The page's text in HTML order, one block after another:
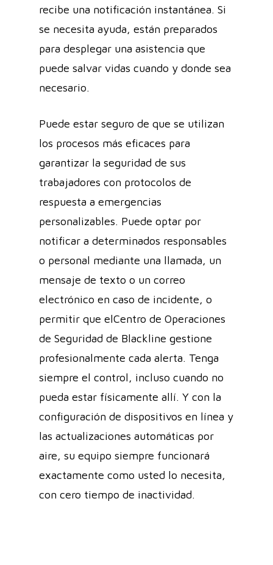
recibe una notificación instantánea. Si
se necesita ayuda, están preparados
para desplegar una asistencia que
puede salvar vidas cuando y donde sea
necesario.
Puede estar seguro de que se utilizan
los procesos más eficaces para
garantizar la seguridad de sus
trabajadores con protocolos de
respuesta a emergencias
personalizables. Puede optar por
notificar a determinados responsables
o personal mediante una llamada, un
mensaje de texto o un correo
electrónico en caso de incidente, o
permitir que elCentro de Operaciones
de Seguridad de Blackline gestione
profesionalmente cada alerta. Tenga
siempre el control, incluso cuando no
pueda estar físicamente allí. Y con la
configuración de dispositivos en línea y
las actualizaciones automáticas por
aire, su equipo siempre funcionará
exactamente como usted lo necesita,
con cero tiempo de inactividad.